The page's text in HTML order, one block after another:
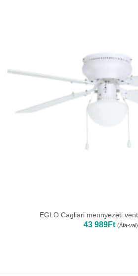
EGLO Cagliari mennyezeti
43 989Ft (Áfa-val)